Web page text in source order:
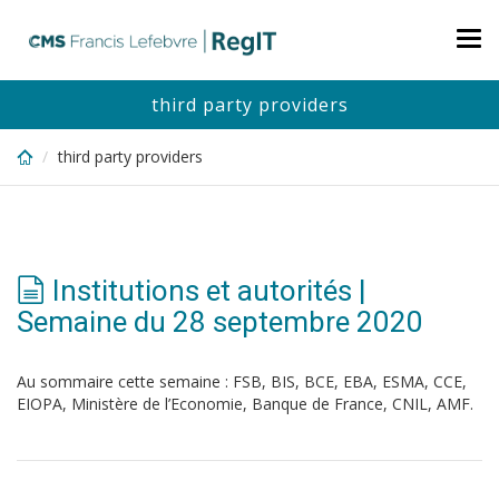
content
third party providers
third party providers
Institutions et autorités |
Semaine du 28 septembre 2020
Au sommaire cette semaine : FSB, BIS, BCE, EBA, ESMA, CCE,
EIOPA, Ministère de l’Economie, Banque de France, CNIL, AMF.